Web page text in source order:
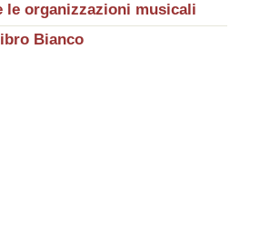
le organizzazioni musicali
Bianco